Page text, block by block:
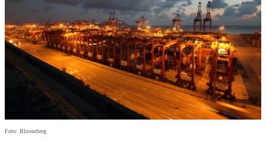
Foto: Bloomberg